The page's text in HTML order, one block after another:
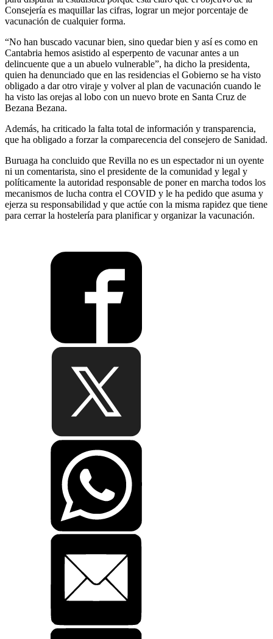
Consejería es maquillar las cifras, lograr un mejor porcentaje de
vacunación de cualquier forma.
“No han buscado vacunar bien, sino quedar bien y así es como en
Cantabria hemos asistido al esperpento de vacunar antes a un
delincuente que a un abuelo vulnerable”, ha dicho la presidenta,
quien ha denunciado que en las residencias el Gobierno se ha visto
obligado a dar otro viraje y volver al plan de vacunación cuando le
ha visto las orejas al lobo con un nuevo brote en Santa Cruz de
Bezana Bezana.
Además, ha criticado la falta total de información y transparencia,
que ha obligado a forzar la comparecencia del consejero de Sanidad.
Buruaga ha concluido que Revilla no es un espectador ni un oyente
ni un comentarista, sino el presidente de la comunidad y legal y
políticamente la autoridad responsable de poner en marcha todos los
mecanismos de lucha contra el COVID y le ha pedido que asuma y
ejerza su responsabilidad y que actúe con la misma rapidez que tiene
para cerrar la hostelería para planificar y organizar la vacunación.